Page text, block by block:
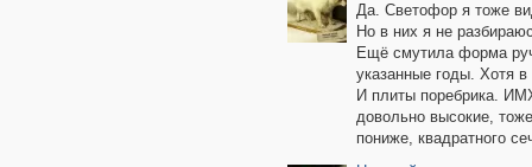
Да. Светофор я тоже
Но в них я не
Ещё смутила форма
указанные годы. Хотя в
И плиты поребрика.
довольно высокие,
пониже, квадратного